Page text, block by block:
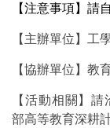
【注意事項】請
【主辦單位】工
【協辦單位】教
【活動相關】
部高等教育深耕